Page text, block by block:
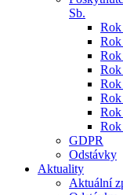
Sb.
Rok
Rok
GDPR
Odstávky
Aktuality
Aktuální